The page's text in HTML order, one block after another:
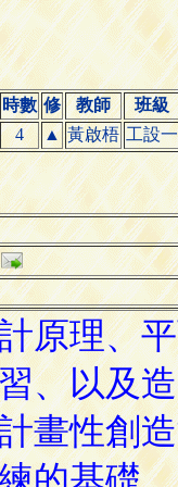
時數 修 教師
班級
4 ▲ 黃啟梧 工設一